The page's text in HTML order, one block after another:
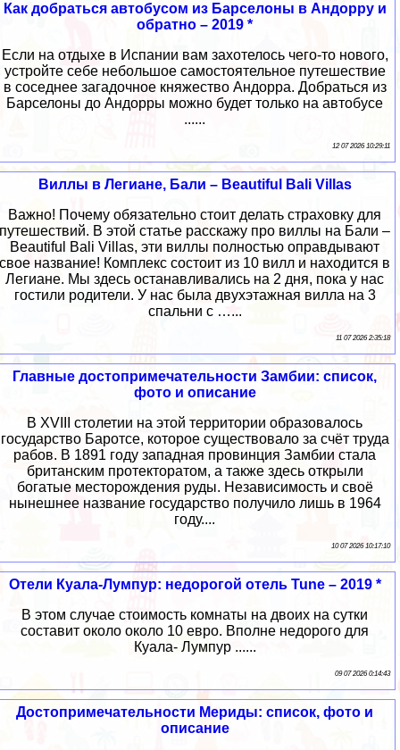
Как добраться автобусом из Барселоны в Андорру и
обратно – 2019 *
Если на отдыхе в Испании вам захотелось чего-то нового,
устройте себе небольшое самостоятельное путешествие
в соседнее загадочное княжество Андорра. Добраться из
Барселоны до Андорры можно будет только на автобусе
......
12 07 2026 10:29:11
Виллы в Легиане, Бали – Beautiful Bali Villas
Важно! Почему обязательно стоит делать страховку для
путешествий. В этой статье расскажу про виллы на Бали –
Beautiful Bali Villas, эти виллы полностью оправдывают
свое название! Комплекс состоит из 10 вилл и находится в
Легиане. Мы здесь останавливались на 2 дня, пока у нас
гостили родители. У нас была двухэтажная вилла на 3
спальни с …...
11 07 2026 2:35:18
Главные достопримечательности Замбии: список,
фото и описание
В XVIII столетии на этой территории образовалось
государство Баротсе, которое существовало за счёт труда
рабов. В 1891 году западная провинция Замбии стала
британским протекторатом, а также здесь открыли
богатые месторождения руды. Независимость и своё
нынешнее название государство получило лишь в 1964
году....
10 07 2026 10:17:10
Отели Куала-Лумпур: недорогой отель Tune – 2019 *
В этом случае стоимость комнаты на двоих на сутки
составит около около 10 евро. Вполне недорого для
Куала- Лумпур ......
09 07 2026 0:14:43
Достопримечательности Мериды: список, фото и
описание